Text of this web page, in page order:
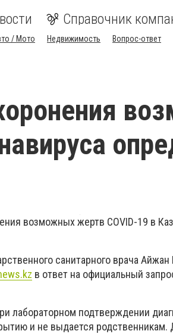
Справочник
/ Мото Недвижимость Вопрос-ответ
возможных жертв COVID-19 в
санитарного врача
в ответ на официальный
лабораторном подтверждении
и не выдается